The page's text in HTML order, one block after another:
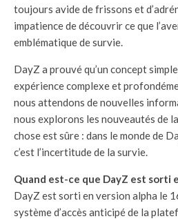
toujours avide de frissons et
impatience de découvrir ce que
emblématique de survie.
DayZ a prouvé qu’un concept
expérience complexe et
nous attendons de nouvelles
nous explorons les nouveautés de
chose est sûre : dans le monde de
c’est l’incertitude de la survie.
Quand est-ce que DayZ est sorti
DayZ est sorti en version alpha le
système d’accès anticipé de la